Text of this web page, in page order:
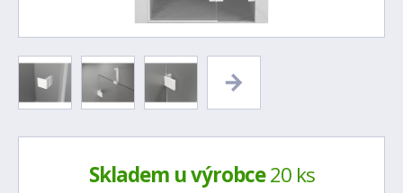
Skladem u výrobce20 ks